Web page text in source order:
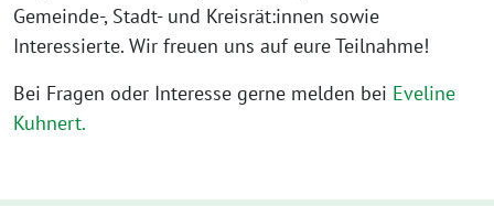
Gemeinde-, Stadt- und Kreisrät:innen sowie
Interessierte. Wir freuen uns auf eure Teilnahme!
Bei Fragen oder Interesse gerne melden bei Eveline
Kuhnert.